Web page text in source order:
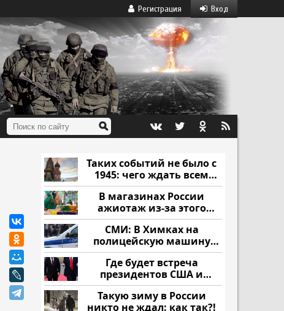
Вход
Регистрация
Таких событий не было с
1945: чего ждать всем
нам?
В магазинах России
ажиотаж из-за этого
продукта: что купить?
СМИ: В Химках на
полицейскую машину
напали и подожгли.
Где будет встреча
президентов США и
России: Европа?
Такую зиму в России
никто не ждал: как так?!